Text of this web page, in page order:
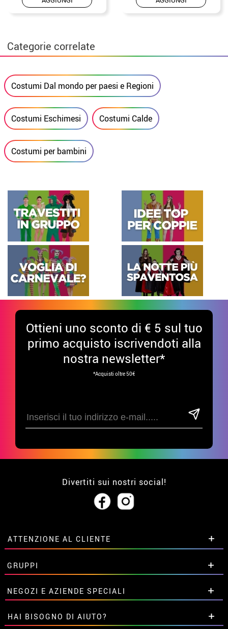
Categorie correlate
Costumi Dal mondo per paesi e Regioni
Costumi Eschimesi Costumi Calde
Costumi per bambini
Ottieni uno sconto di € 5 sul tuo
primo acquisto iscrivendoti alla
nostra newsletter*
*Acquisti oltre 50€
Divertiti sui nostri social!
ATTENZIONE AL CLIENTE
• Su di noi
• Condizioni di vendita
• Avviso legale privacy
• Attenzione al cliente
• Utilizzo dei cookies
•Impostazioni dei cookie
GRUPPI
Sconti speciali per gruppi.
Contattaci qui
NEGOZI E AZIENDE SPECIALI
Sconti speciali per gruppi.
HAI BISOGNO DI AIUTO?